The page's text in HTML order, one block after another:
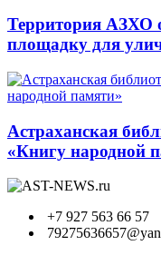
Территория АЗХО
площадку для
Астраханская
«Книгу народной
+7 927 563 66 57